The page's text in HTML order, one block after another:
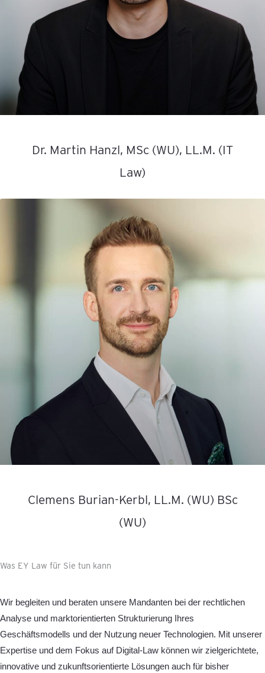
Dr. Martin Hanzl, MSc (WU), LL.M. (IT
Law)
Clemens Burian-Kerbl, LL.M. (WU) BSc
(WU)
Was EY Law für Sie tun kann
Wir begleiten und beraten unsere Mandanten bei der rechtlichen
Analyse und marktorientierten Strukturierung Ihres
Geschäftsmodells und der Nutzung neuer Technologien. Mit unserer
Expertise und dem Fokus auf Digital-Law können wir zielgerichtete,
innovative und zukunftsorientierte Lösungen auch für bisher